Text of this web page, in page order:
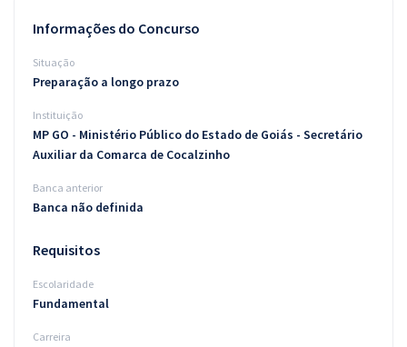
Blog
Atendimento
Informações do Concurso
Situação
Preparação a longo prazo
Instituição
MP GO - Ministério Público do Estado de Goiás - Secretário
Auxiliar da Comarca de Cocalzinho
Banca anterior
Banca não definida
Requisitos
Escolaridade
Fundamental
Carreira